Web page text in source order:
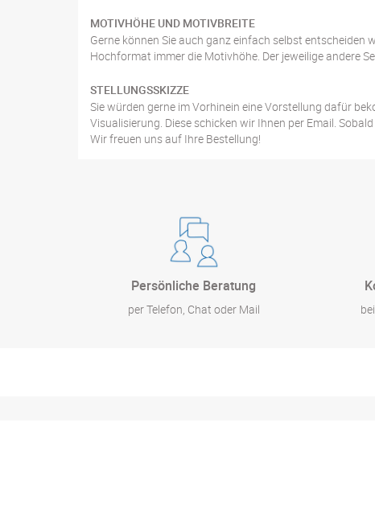
MOTIVHÖHE UND MOTIVBREITE
Gerne können Sie auch ganz einfach selbst
Hochformat immer die Motivhöhe. Der jeweilige andere
STELLUNGSSKIZZE
Sie würden gerne im Vorhinein eine Vorstellung dafür
Visualisierung. Diese schicken wir Ihnen per Email.
Wir freuen uns auf Ihre Bestellung!
Persönliche Beratung
per Telefon, Chat oder Mail